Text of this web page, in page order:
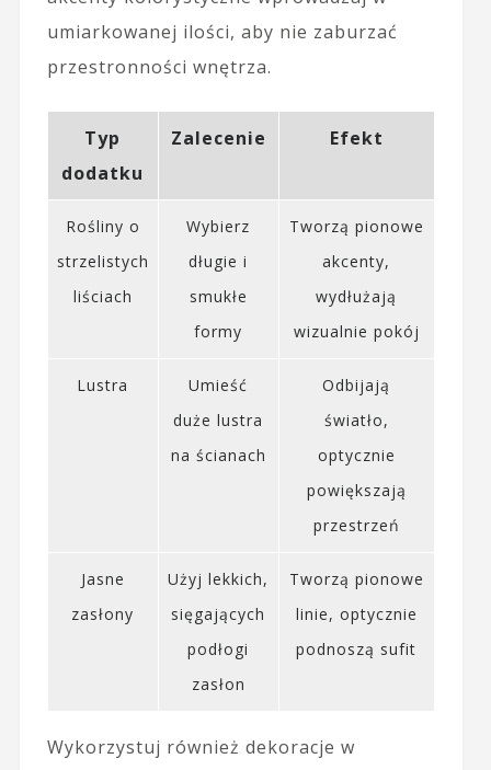
umiarkowanej ilości, aby nie zaburzać
przestronności wnętrza.
Typ
dodatku
Zalecenie Efekt
Rośliny o
strzelistych
liściach
Wybierz
długie i
smukłe
formy
Tworzą pionowe
akcenty,
wydłużają
wizualnie pokój
Lustra
Umieść
duże lustra
na ścianach
Odbijają
światło,
optycznie
powiększają
przestrzeń
Jasne
zasłony
Użyj lekkich,
sięgających
podłogi
zasłon
Tworzą pionowe
linie, optycznie
podnoszą sufit
Wykorzystuj również dekoracje w